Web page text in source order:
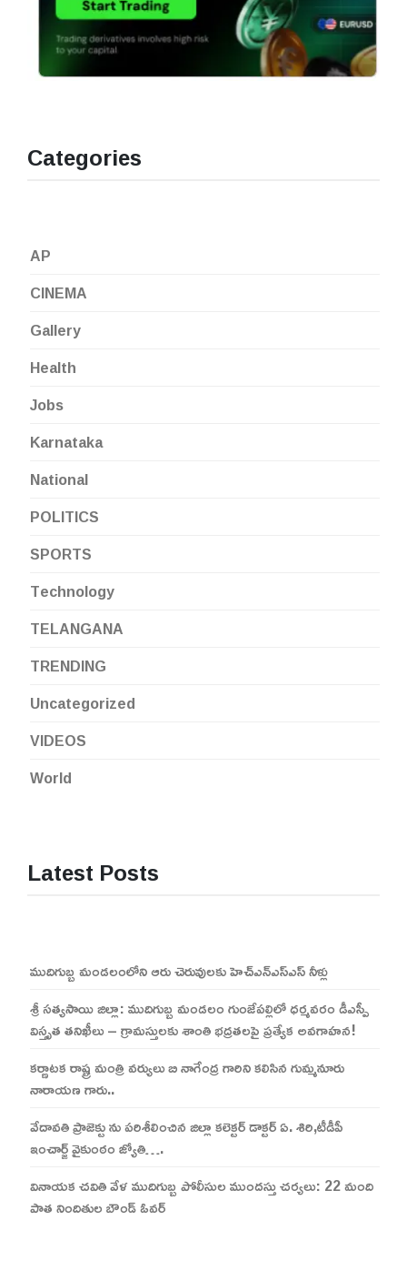
Categories
AP
CINEMA
Gallery
Health
Jobs
Karnataka
National
POLITICS
SPORTS
Technology
TELANGANA
TRENDING
Uncategorized
VIDEOS
World
Latest Posts
ముదిగుబ్బ మండలంలోని ఆరు చెరువులకు హెచ్ఎన్ఎస్ఎస్ నీళ్లు
శ్రీ సత్యసాయి జిల్లా: ముదిగుబ్బ మండలం గుంజేపల్లిలో ధర్మవరం డీఎస్పీ
విస్తృత తనిఖీలు – గ్రామస్తులకు శాంతి భద్రతలపై ప్రత్యేక అవగాహన!
కర్ణాటక రాష్ట్ర మంత్రి వర్యులు బి నాగేంద్ర గారిని కలిసిన గుమ్మనూరు
నారాయణ గారు..
వేదావతి ప్రాజెక్టు ను పరిశీలించిన జిల్లా కలెక్టర్ డాక్టర్ ఏ. శిరి,టీడీపీ
ఇంచార్జ్ వైకుంఠం జ్యోతి….
వినాయక చవితి వేళ ముదిగుబ్బ పోలీసుల ముందస్తు చర్యలు: 22 మంది
పాత నిందితుల బౌండ్ ఓవర్